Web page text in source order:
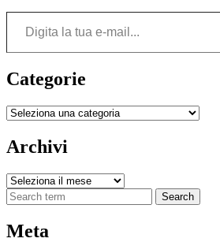
Digita la tua e-mail...
Categorie
Categorie
Archivi
Archivi
Search
Meta